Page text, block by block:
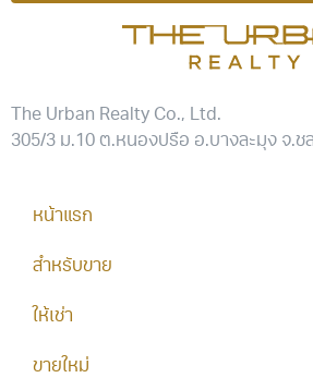
The Urban Realty Co., Ltd.
305/3 ม.10 ต.หนองปรือ อ.บางละมุง จ.ช
หน้าแรก
สำหรับขาย
ให้เช่า
ขายใหม่